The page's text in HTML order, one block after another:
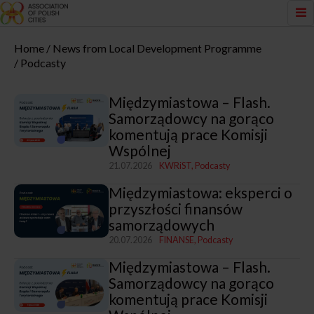
Home
News from Local Development Programme
Podcasty
Międzymiastowa – Flash.
Samorządowcy na gorąco
komentują prace Komisji
Wspólnej
21.07.2026 KWRiST Podcasty
Międzymiastowa: eksperci o
przyszłości finansów
samorządowych
20.07.2026 FINANSE Podcasty
Międzymiastowa – Flash.
Samorządowcy na gorąco
komentują prace Komisji